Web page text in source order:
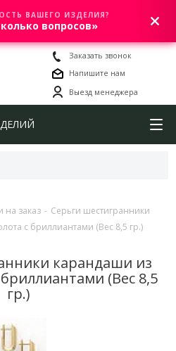
0
Заказать звонок
Напишите нам
Выезд менеджера
на заказ - Серьги шестигранники
с бриллиантами (Вес 8,5 гр.)
карандаши из
(Вес 8,5
гр.)
ВАШЕГО ИЗДЕЛИЯ?
вопросов»